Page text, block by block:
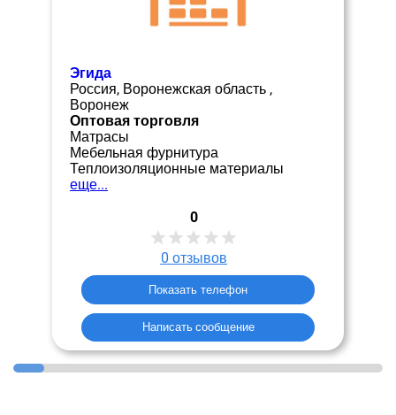
Эгида
Россия, Воронежская область ,
Воронеж
Оптовая торговля
Матрасы
Мебельная фурнитура
Теплоизоляционные материалы
еще...
0
0 отзывов
Показать телефон
Написать сообщение